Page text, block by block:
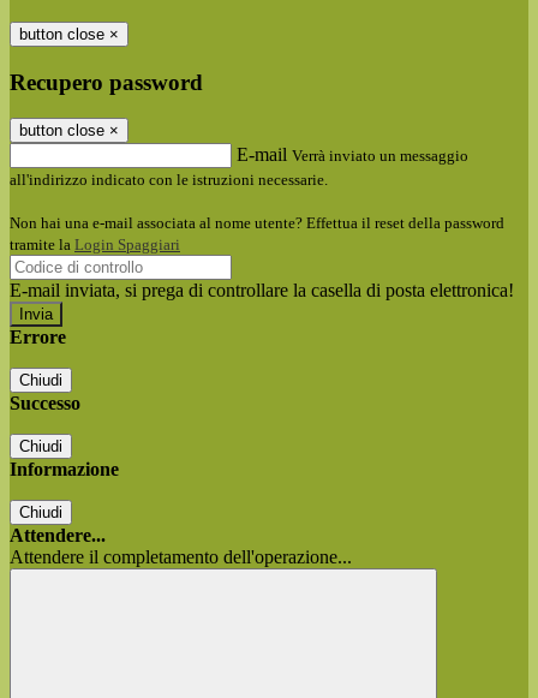
button close ×
Recupero password
button close ×
E-mail Verrà inviato un messaggio
all'indirizzo indicato con le istruzioni necessarie.
Non hai una e-mail associata al nome utente? Effettua il reset della password
tramite la Login Spaggiari
E-mail inviata, si prega di controllare la casella di posta elettronica!
Errore
Chiudi
Successo
Chiudi
Informazione
Chiudi
Attendere...
Attendere il completamento dell'operazione...